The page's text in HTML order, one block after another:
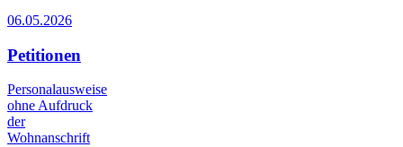
06.05.2026
Petitionen
Personalausweise
ohne Aufdruck
der
Wohnanschrift